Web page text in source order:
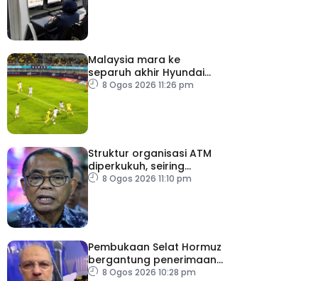
Malaysia mara ke
separuh akhir Hyundai
ASEAN Cup
8 Ogos 2026 11:26 pm
Struktur organisasi ATM
diperkukuh, seiring
pemodenan aset
8 Ogos 2026 11:10 pm
Pembukaan Selat Hormuz
bergantung penerimaan
AS – IRGC
8 Ogos 2026 10:28 pm